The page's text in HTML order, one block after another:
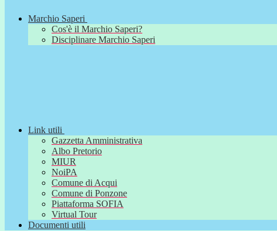
Marchio Saperi
Cos'è il Marchio Saperi?
Disciplinare Marchio Saperi
Link utili
Gazzetta Amministrativa
Albo Pretorio
MIUR
NoiPA
Comune di Acqui
Comune di Ponzone
Piattaforma SOFIA
Virtual Tour
Documenti utili